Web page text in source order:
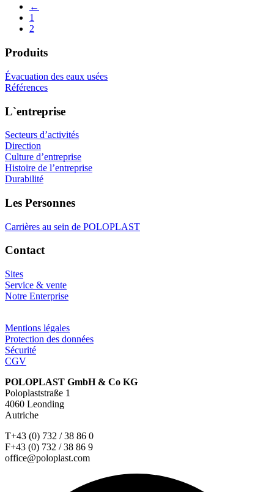
←
1
2
Produits
Évacuation des eaux usées
Références
L`entreprise
Secteurs d’activités
Direction
Culture d’entreprise
Histoire de l’entreprise
Durabilité
Les Personnes
Carrières au sein de POLOPLAST
Contact
Sites
Service & vente
Notre Enterprise
Mentions légales
Protection des données
Sécurité
CGV
POLOPLAST GmbH & Co KG
Poloplaststraße 1
4060 Leonding
Autriche
T+43 (0) 732 / 38 86 0
F+43 (0) 732 / 38 86 9
office@poloplast.com